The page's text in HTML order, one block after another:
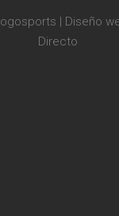
| Diseño
Directo